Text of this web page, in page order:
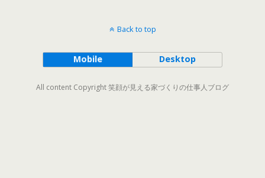
Back to top
Mobile Desktop
All content Copyright 笑顔が見える家づくりの仕事人ブログ